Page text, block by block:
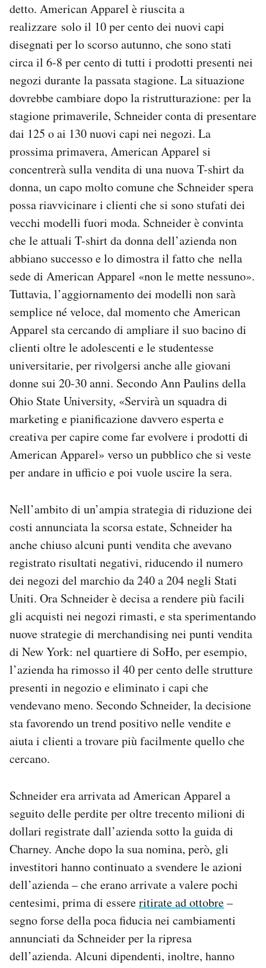
detto. American Apparel è riuscita a
realizzare solo il 10 per cento dei nuovi capi
disegnati per lo scorso autunno, che sono stati
circa il 6-8 per cento di tutti i prodotti presenti nei
negozi durante la passata stagione. La situazione
dovrebbe cambiare dopo la ristrutturazione: per la
stagione primaverile, Schneider conta di presentare
dai 125 o ai 130 nuovi capi nei negozi. La
prossima primavera, American Apparel si
concentrerà sulla vendita di una nuova T-shirt da
donna, un capo molto comune che Schneider spera
possa riavvicinare i clienti che si sono stufati dei
vecchi modelli fuori moda. Schneider è convinta
che le attuali T-shirt da donna dell’azienda non
abbiano successo e lo dimostra il fatto che nella
sede di American Apparel «non le mette nessuno».
Tuttavia, l’aggiornamento dei modelli non sarà
semplice né veloce, dal momento che American
Apparel sta cercando di ampliare il suo bacino di
clienti oltre le adolescenti e le studentesse
universitarie, per rivolgersi anche alle giovani
donne sui 20-30 anni. Secondo Ann Paulins della
Ohio State University, «Servirà un squadra di
marketing e pianificazione davvero esperta e
creativa per capire come far evolvere i prodotti di
American Apparel» verso un pubblico che si veste
per andare in ufficio e poi vuole uscire la sera.
Nell’ambito di un’ampia strategia di riduzione dei
costi annunciata la scorsa estate, Schneider ha
anche chiuso alcuni punti vendita che avevano
registrato risultati negativi, riducendo il numero
dei negozi del marchio da 240 a 204 negli Stati
Uniti. Ora Schneider è decisa a rendere più facili
gli acquisti nei negozi rimasti, e sta sperimentando
nuove strategie di merchandising nei punti vendita
di New York: nel quartiere di SoHo, per esempio,
l’azienda ha rimosso il 40 per cento delle strutture
presenti in negozio e eliminato i capi che
vendevano meno. Secondo Schneider, la decisione
sta favorendo un trend positivo nelle vendite e
aiuta i clienti a trovare più facilmente quello che
cercano.
Schneider era arrivata ad American Apparel a
seguito delle perdite per oltre trecento milioni di
dollari registrate dall’azienda sotto la guida di
Charney. Anche dopo la sua nomina, però, gli
investitori hanno continuato a svendere le azioni
dell’azienda – che erano arrivate a valere pochi
centesimi, prima di essereritirate ad ottobre–
segno forse della poca fiducia nei cambiamenti
annunciati da Schneider per la ripresa
dell’azienda. Alcuni dipendenti, inoltre, hanno